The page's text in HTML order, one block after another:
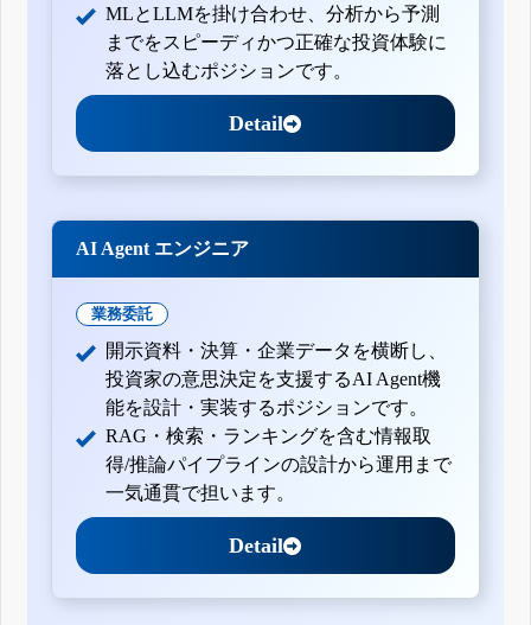
MLとLLMを掛け合わせ、分析から予測
までをスピーディかつ正確な投資体験に
落とし込むポジションです。
Detail
AI Agent エンジニア
業務委託
開示資料・決算・企業データを横断し、
投資家の意思決定を支援するAI Agent機
能を設計・実装するポジションです。
RAG・検索・ランキングを含む情報取
得/推論パイプラインの設計から運用まで
一気通貫で担います。
Detail